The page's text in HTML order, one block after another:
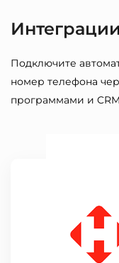
Интеграции
Подключите
номер телефона
программами и